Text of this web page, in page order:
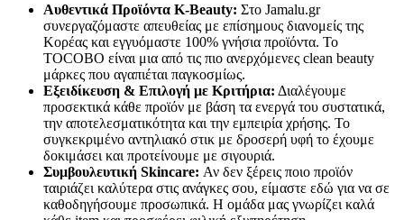
Αυθεντικά Προϊόντα K-Beauty: Στο Jamalu.gr
συνεργαζόμαστε απευθείας με επίσημους διανομείς της
Κορέας και εγγυόμαστε 100% γνήσια προϊόντα. Το
TOCOBO είναι μια από τις πιο ανερχόμενες clean beauty
μάρκες που αγαπιέται παγκοσμίως.
Εξειδίκευση & Επιλογή με Κριτήρια: Διαλέγουμε
προσεκτικά κάθε προϊόν με βάση τα ενεργά του συστατικά,
την αποτελεσματικότητα και την εμπειρία χρήσης. Το
συγκεκριμένο αντηλιακό στικ με δροσερή υφή το έχουμε
δοκιμάσει και προτείνουμε με σιγουριά.
Συμβουλευτική Skincare: Αν δεν ξέρεις ποιο προϊόν
ταιριάζει καλύτερα στις ανάγκες σου, είμαστε εδώ για να σε
καθοδηγήσουμε προσωπικά. Η ομάδα μας γνωρίζει καλά